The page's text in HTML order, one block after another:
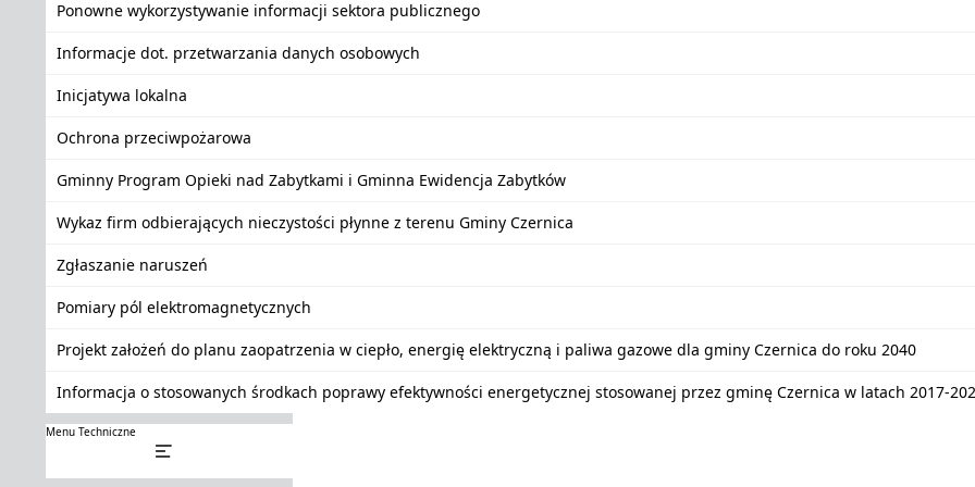
Ponowne wykorzystywanie informacji sektora publicznego
Informacje dot. przetwarzania danych osobowych
Inicjatywa lokalna
Ochrona przeciwpożarowa
Gminny Program Opieki nad Zabytkami i Gminna Ewidencja Zabytków
Wykaz firm odbierających nieczystości płynne z terenu Gminy Czernica
Zgłaszanie naruszeń
Pomiary pól elektromagnetycznych
Projekt założeń do planu zaopatrzenia w ciepło, energię elektryczną i paliwa gazowe dla gminy Czernica do roku 2040
Informacja o stosowanych środkach poprawy efektywności energetycznej stosowanej przez gminę Czernica w latach 2017-
Menu Techniczne